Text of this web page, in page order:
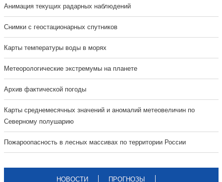
Анимация текущих радарных наблюдений
Cнимки с геостационарных спутников
Карты температуры воды в морях
Метеорологические экстремумы на планете
Архив фактической погоды
Карты среднемесячных значений и аномалий метеовеличин по
Северному полушарию
Пожароопасность в лесных массивах по территории России
НОВОСТИ ПРОГНОЗЫ